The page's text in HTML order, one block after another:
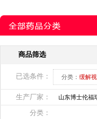
商品筛选
已选条件： 分类： 缓解
生产厂家： 山东博士伦福
分类：